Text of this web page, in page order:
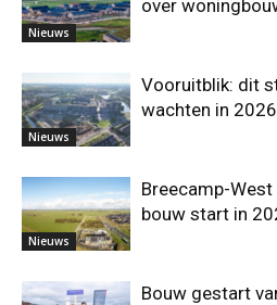
Nieuws
over
Nieuws
Vooruitblik: dit
wachten in 2026
Nieuws
Breecamp-
bouw start in
Bouw gestart